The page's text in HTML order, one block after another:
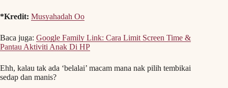
*Kredit: Musyahadah Oo
Baca juga: Google Family Link: Cara Limit Screen Time &
Pantau Aktiviti Anak Di HP
Ehh, kalau tak ada ‘belalai’ macam mana nak pilih tembikai
sedap dan manis?